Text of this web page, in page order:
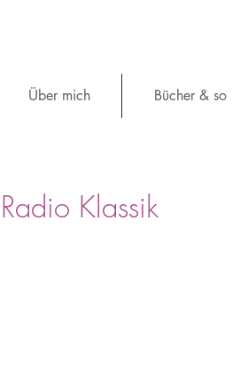
Über mich Bücher & so
Klassik